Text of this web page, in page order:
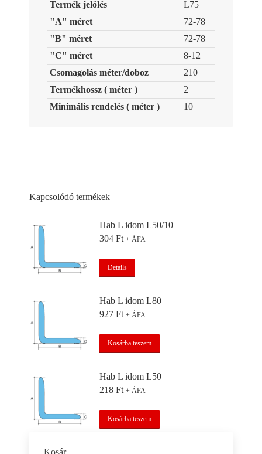
Termék jelölés
L75
"A" méret
72-78
"B" méret
72-78
"C" méret
8-12
Csomagolás méter/doboz
210
Termékhossz ( méter )
2
Minimális rendelés ( méter )
10
Kapcsolódó termékek
Hab L idom L50/10
304 Ft + ÁFA
Details
Hab L idom L80
927 Ft + ÁFA
Kosárba teszem
Hab L idom L50
218 Ft + ÁFA
Kosárba teszem
Kosár